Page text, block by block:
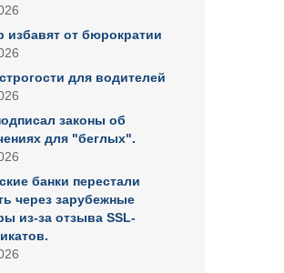
избавят от бюрократии
для водителей
законы об
для "беглых".
банки перестали
через зарубежные
из-за отзыва SSL-